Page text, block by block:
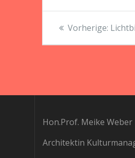
Vorherige:
Hon.Prof. Meike Weber
Architektin